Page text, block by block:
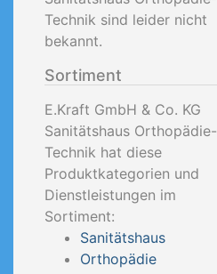
Technik sind leider nicht
bekannt.
Sortiment
E.Kraft GmbH & Co. KG
Sanitätshaus Orthopädie-
Technik hat diese
Produktkategorien und
Dienstleistungen im
Sortiment:
Sanitätshaus
Orthopädie